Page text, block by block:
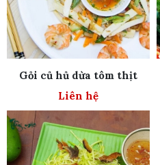
Gỏi củ hủ dừa tôm thịt
Liên hệ